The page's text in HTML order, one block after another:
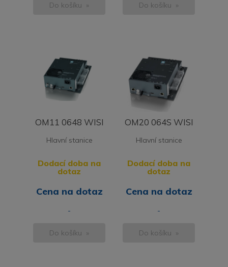
Do košíku » Do košíku »
OM11 0648 WISI
Hlavní stanice
Dodací doba na
dotaz
Cena na dotaz
-
Do košíku »
OM20 064S WISI
Hlavní stanice
Dodací doba na
dotaz
Cena na dotaz
-
Do košíku »